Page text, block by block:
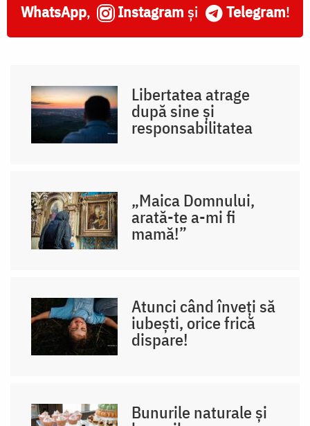
WhatsApp, Instagram și Telegram!
Libertatea atrage
după sine și
responsabilitatea
„Maica Domnului,
arată-te a-mi fi
mamă!”
Atunci când înveți să
iubești, orice frică
dispare!
Bunurile naturale și